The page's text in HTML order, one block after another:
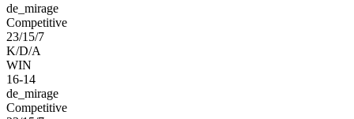
de_mirage
Competitive
23/15/7
K/D/A
WIN
16-14
de_mirage
Competitive